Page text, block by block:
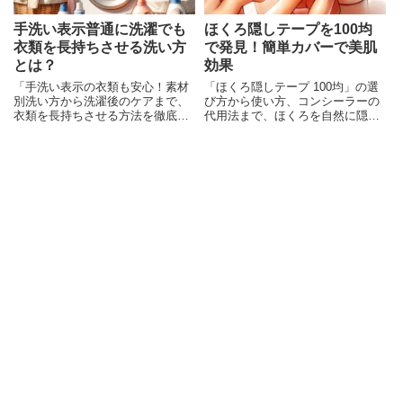
手洗い表示普通に洗濯でも
衣類を長持ちさせる洗い方
とは？
「手洗い表示の衣類も安心！素材
別洗い方から洗濯後のケアまで、
衣類を長持ちさせる方法を徹底解
ほくろ隠しテープを100均
で発見！簡単カバーで美肌
効果
「ほくろ隠しテープ 100均」の選
び方から使い方、コンシーラーの
代用法まで、ほくろを自然に隠し